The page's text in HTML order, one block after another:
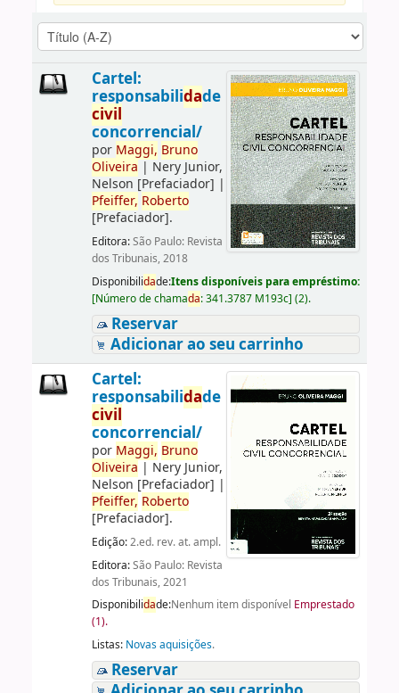
Cartel:
responsabilidade
civil
concorrencial/
por Maggi, Bruno
Oliveira | Nery Junior,
Nelson [Prefaciador] |
Pfeiffer, Roberto
[Prefaciador].
Editora:São Paulo: Revista
dos Tribunais, 2018
Disponibilidade:Itens disponíveis para empréstimo:
[Número de chamada:341.3787 M193c] (2).
Reservar
Adicionar ao seu carrinho
Cartel:
responsabilidade
civil
concorrencial/
por Maggi, Bruno
Oliveira | Nery Junior,
Nelson [Prefaciador] |
Pfeiffer, Roberto
[Prefaciador].
Edição:2.ed. rev. at. ampl.
Editora:São Paulo: Revista
dos Tribunais, 2021
Disponibilidade:Nenhum item disponível Emprestado
(1).
Listas: Novas aquisições.
Reservar